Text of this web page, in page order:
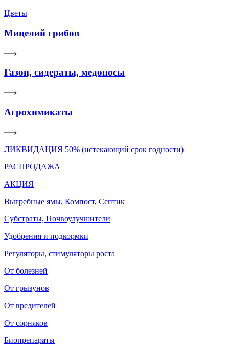
Цветы
Мицелий грибов
Газон, сидераты, медоносы
Агрохимикаты
ЛИКВИДАЦИЯ 50% (истекающий срок годности)
РАСПРОДАЖА
АКЦИЯ
Выгребные ямы, Компост, Септик
Субстраты, Почвоулучшители
Удобрения и подкормки
Регуляторы, стимуляторы роста
От болезней
От грызунов
От вредителей
От сорняков
Биопрепараты